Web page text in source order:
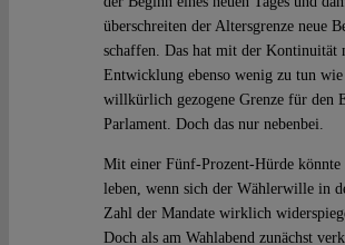
überschreiten der Altersgrenze neue
schaffen. Das hat mit der Kontinuität
Entwicklung ebenso wenig zu tun wie
willkürlich gezogene Grenze für den
Parlament. Doch das nur nebenbei.
Mit einer Fünf-Prozent-Hürde könnte
leben, wenn sich der Wählerwille in
Zahl der Mandate wirklich
Doch als am Wahlabend zunächst